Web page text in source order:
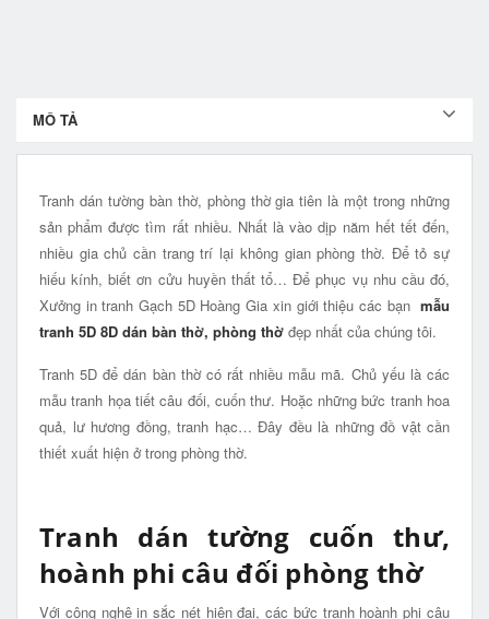
MÔ TẢ
Tranh dán tường bàn thờ, phòng thờ gia tiên là một trong những
sản phẩm được tìm rất nhiều. Nhất là vào dịp năm hết tết đến,
nhiều gia chủ cần trang trí lại không gian phòng thờ. Để tỏ sự
hiếu kính, biết ơn cửu huyền thất tổ… Để phục vụ nhu cầu đó,
Xưởng in tranh Gạch 5D Hoàng Gia xin giới thiệu các bạn mẫu
tranh 5D 8D dán bàn thờ, phòng thờ đẹp nhất của chúng tôi.
Tranh 5D để dán bàn thờ có rất nhiều mẫu mã. Chủ yếu là các
mẫu tranh họa tiết câu đối, cuốn thư. Hoặc những bức tranh hoa
quả, lư hương đồng, tranh hạc… Đây đều là những đồ vật cần
thiết xuất hiện ở trong phòng thờ.
Tranh dán tường cuốn thư,
hoành phi câu đối phòng thờ
Với công nghệ in sắc nét hiện đại, các bức tranh hoành phi câu